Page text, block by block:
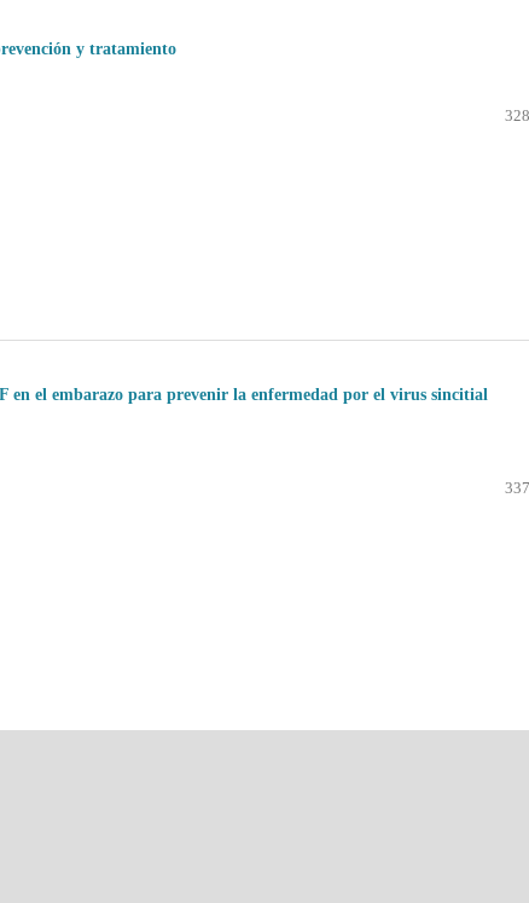
y tratamiento
el embarazo para prevenir la enfermedad por el virus sincitial